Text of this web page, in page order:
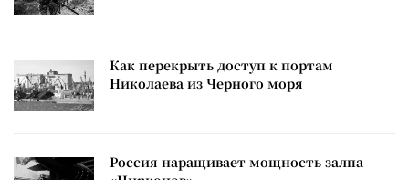
Как перекрыть доступ к портам
Николаева из Черного моря
Россия наращивает мощность залпа